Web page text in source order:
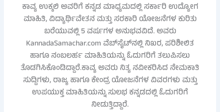
ಕಾವ್ಯ ಉಕ್ಕಲಿ ಅವರಿಗೆ ಕನ್ನಡ ಮಾಧ್ಯಮದಲ್ಲಿ ಸರ್ಕಾರಿ ಉದ್ಯೋಗ
ಮಾಹಿತಿ, ವಿದ್ಯಾರ್ಥಿವೇತನ ಮತ್ತು ಸರಕಾರಿ ಯೋಜನೆಗಳ ಕುರಿತು
ಬರೆಯುವಲ್ಲಿ 5 ವರ್ಷಗಳ ಅನುಭವವಿದೆ. ಅವರು
KannadaSamachar.com ವೆಬ್‌ಸೈಟ್‌ನಲ್ಲಿ ನಿಖರ, ಪರಿಶೀಲಿತ
ಹಾಗೂ ನಂಬಲರ್ಹ ಮಾಹಿತಿಯನ್ನು ಓದುಗರಿಗೆ ತಲುಪಿಸಲು
ತೊಡಗಿಸಿಕೊಂಡಿದ್ದಾರೆ.ಕಾವ್ಯ ಅವರು ನಿತ್ಯ ನವೀಕರಿಸಿದ ನೇಮಕಾತಿ
ಸುದ್ದಿಗಳು, ರಾಜ್ಯ ಹಾಗೂ ಕೇಂದ್ರ ಯೋಜನೆಗಳ ವಿವರಗಳು ಮತ್ತು
ಉಪಯುಕ್ತ ಮಾಹಿತಿಯನ್ನು ಸುಲಭ ಕನ್ನಡದಲ್ಲಿ ಓದುಗರಿಗೆ
ನೀಡುತ್ತಿದ್ದಾರೆ.